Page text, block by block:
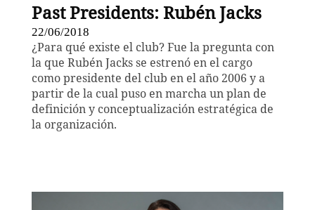
Past Presidents: Rubén Jacks
22/06/2018
¿Para qué existe el club? Fue la pregunta con
la que Rubén Jacks se estrenó en el cargo
como presidente del club en el año 2006 y a
partir de la cual puso en marcha un plan de
definición y conceptualización estratégica de
la organización.